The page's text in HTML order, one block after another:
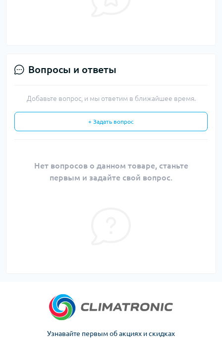
Вопросы и ответы
Добавьте вопрос, и мы ответим в ближайшее время.
+ Задать вопрос
Нет вопросов о данном товаре, станьте
первым и задайте свой вопрос.
Узнавайте первым об акциях и скидках